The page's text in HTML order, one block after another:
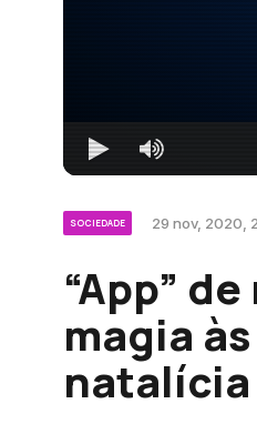
SOCIEDADE 29 nov, 2020,
“App”
magia